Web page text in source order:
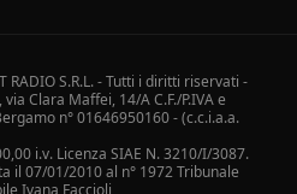
RADIO S.R.L. - Tutti i diritti riservati -
Clara Maffei, 14/A C.F./P.IVA e
n° 01646950160 - (c.c.i.a.a.
i.v. Licenza SIAE N. 3210/I/3087.
il 07/01/2010 al n° 1972 Tribunale